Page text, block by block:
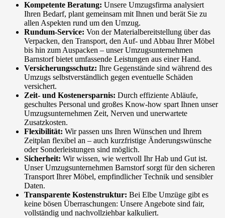
Kompetente Beratung: Unsere Umzugsfirma analysiert
Ihren Bedarf, plant gemeinsam mit Ihnen und berät Sie zu
allen Aspekten rund um den Umzug.
Rundum-Service: Von der Materialbereitstellung über das
Verpacken, den Transport, den Auf- und Abbau Ihrer Möbel
bis hin zum Auspacken – unser Umzugsunternehmen
Barnstorf bietet umfassende Leistungen aus einer Hand.
Versicherungsschutz: Ihre Gegenstände sind während des
Umzugs selbstverständlich gegen eventuelle Schäden
versichert.
Zeit- und Kostenersparnis: Durch effiziente Abläufe,
geschultes Personal und großes Know-how spart Ihnen unser
Umzugsunternehmen Zeit, Nerven und unerwartete
Zusatzkosten.
Flexibilität: Wir passen uns Ihren Wünschen und Ihrem
Zeitplan flexibel an – auch kurzfristige Änderungswünsche
oder Sonderleistungen sind möglich.
Sicherheit: Wir wissen, wie wertvoll Ihr Hab und Gut ist.
Unser Umzugsunternehmen Barnstorf sorgt für den sicheren
Transport Ihrer Möbel, empfindlicher Technik und sensibler
Daten.
Transparente Kostenstruktur: Bei Elbe Umzüge gibt es
keine bösen Überraschungen: Unsere Angebote sind fair,
vollständig und nachvollziehbar kalkuliert.